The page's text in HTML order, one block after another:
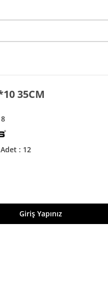
35CM
: 12
Giriş Yapınız